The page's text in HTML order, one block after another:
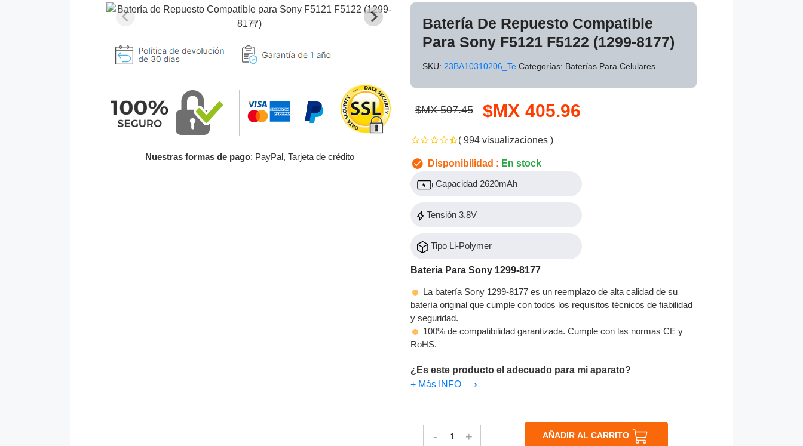
Nuestras formas de pago: PayPal, Tarjeta de crédito
Batería De Repuesto Compatible
Para Sony F5121 F5122 (1299-8177)
SKU: 23BA10310206_Te Categorías: Baterías Para Celulares
$MX 507.45 $MX 405.96
( 994 visualizaciones )
Disponibilidad : En stock
Capacidad 2620mAh
Tensión 3.8V
Tipo Li-Polymer
Batería Para Sony 1299-8177
La batería Sony 1299-8177 es un reemplazo de alta calidad de su
batería original que cumple con todos los requisitos técnicos de fiabilidad
y seguridad.
100% de compatibilidad garantizada. Cumple con las normas CE y
RoHS.
¿Es este producto el adecuado para mi aparato?
+ Más INFO ⟶
- + AÑADIR AL CARRITO